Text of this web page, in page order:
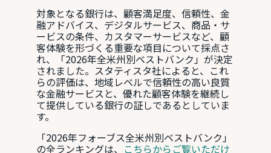
対象となる銀行は、顧客満足度、信頼性、金
融アドバイス、デジタルサービス、商品・サ
ービスの条件、カスタマーサービスなど、顧
客体験を形づくる重要な項目について採点さ
れ、「2026年全米州別ベストバンク」が決定
されました。スタティスタ社によると、これ
らの評価は、地域レベルで信頼性の高い良質
な金融サービスと、優れた顧客体験を継続し
て提供している銀行の証しであるとしていま
す。
「2026年フォーブス全米州別ベストバンク」
の全ランキングは、 こちらからご覧いただけ